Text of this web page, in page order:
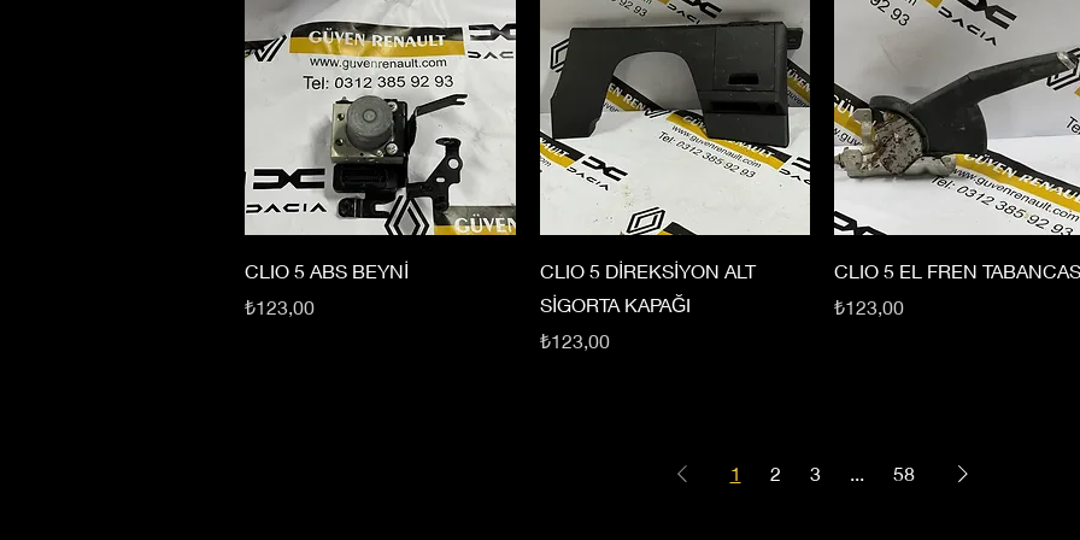
CLIO 5 ABS BEYNİ
Fiyat
₺123,00
CLIO 5 DİREKSİYON ALT
SİGORTA KAPAĞI
Fiyat
₺123,00
CLIO 5 EL FREN
Fiyat
₺123,00
1 2 3 58